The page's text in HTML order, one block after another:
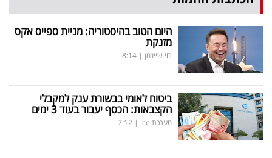
פרסמו
באייס
עקבו
אחרינו:
היום הטוב בהיסטוריה: מניית ספייס אקס
מזנקת
רוי שיינמן |
8:14
ביטוח לאומי בבשורת ענק למקבלי
הקצבאות: הכסף יעבור בעוד 3 ימים
מערכת ice |
7:12